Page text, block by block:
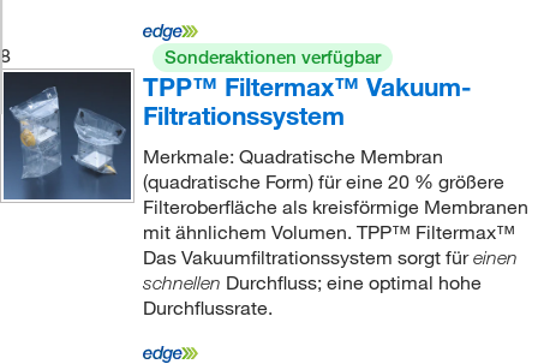
8 Sonderaktionen verfügbar
TPP™ Filtermax™ Vakuum-
Filtrationssystem
Merkmale: Quadratische Membran
(quadratische Form) für eine 20 % größere
Filteroberfläche als kreisförmige Membranen
mit ähnlichem Volumen. TPP™ Filtermax™
Das Vakuumfiltrationssystem sorgt füreinen
schnellen Durchfluss; eine optimal hohe
Durchflussrate.